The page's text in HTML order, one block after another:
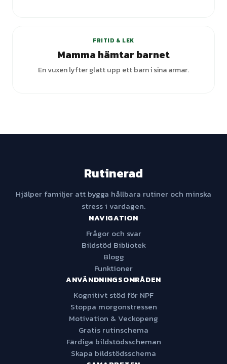
FRITID & LEK
Mamma hämtar barnet
En vuxen lyfter glatt upp ett barn i sina armar.
Rutinerad
Hjälper familjer att bygga hållbara rutiner och minska
stress i vardagen.
NAVIGATION
Frågor och svar
Bildstöd Bibliotek
Blogg
Funktioner
ANVÄNDNINGSOMRÅDEN
Kognitivt stöd för NPF
Stoppa morgonstressen
Motivation & Veckopeng
Gratis rutinschema
Färdiga bildstödsscheman
Skapa bildstödsschema